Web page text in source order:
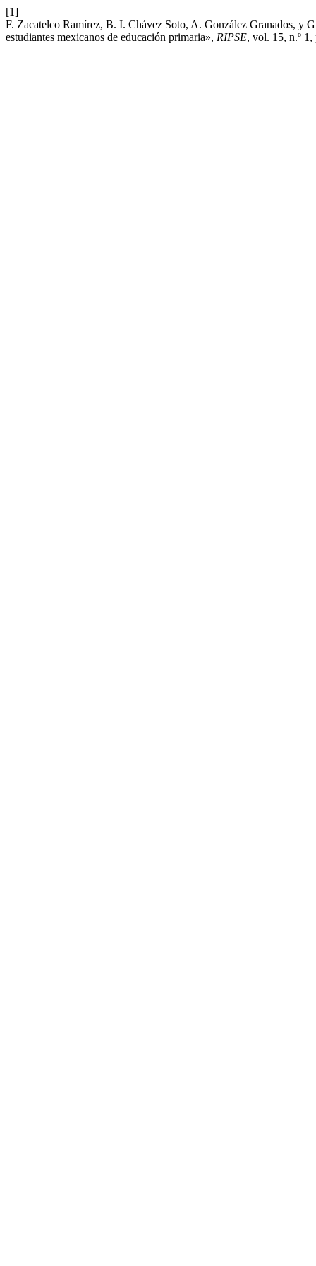
[1]
F. Zacatelco Ramírez, B. I. Chávez Soto, A. González Granados, y
estudiantes mexicanos de educación primaria», RIPSE, vol. 15, n.º